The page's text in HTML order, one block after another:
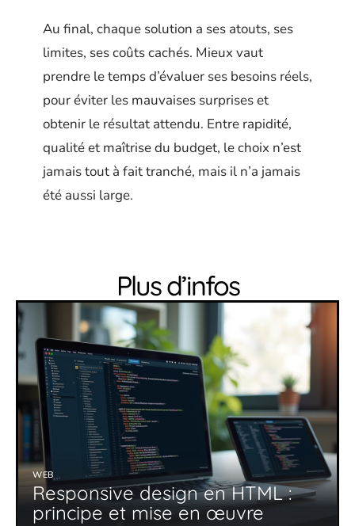
Au final, chaque solution a ses atouts, ses
limites, ses coûts cachés. Mieux vaut
prendre le temps d’évaluer ses besoins réels,
pour éviter les mauvaises surprises et
obtenir le résultat attendu. Entre rapidité,
qualité et maîtrise du budget, le choix n’est
jamais tout à fait tranché, mais il n’a jamais
été aussi large.
Plus d’infos
WEB
Responsive design en HTML :
principe et mise en œuvre